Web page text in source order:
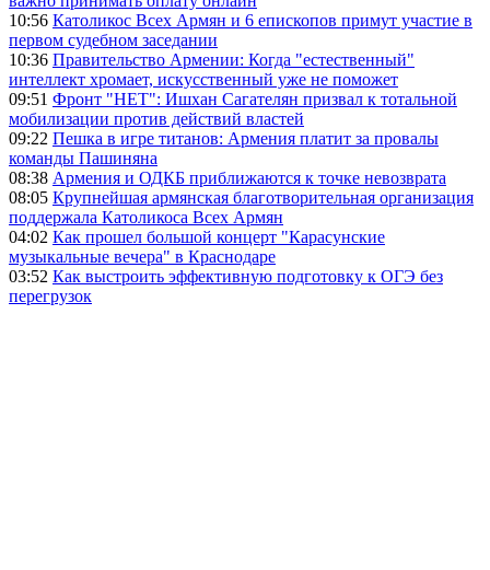
10:56 Католикос Всех Армян и 6 епископов примут участие в
первом судебном заседании
10:36 Правительство Армении: Когда "естественный"
интеллект хромает, искусственный уже не поможет
09:51 Фронт "НЕТ": Ишхан Сагателян призвал к тотальной
мобилизации против действий властей
09:22 Пешка в игре титанов: Армения платит за провалы
команды Пашиняна
08:38 Армения и ОДКБ приближаются к точке невозврата
08:05 Крупнейшая армянская благотворительная организация
поддержала Католикоса Всех Армян
04:02 Как прошел большой концерт "Карасунские
музыкальные вечера" в Краснодаре
03:52 Как выстроить эффективную подготовку к ОГЭ без
перегрузок